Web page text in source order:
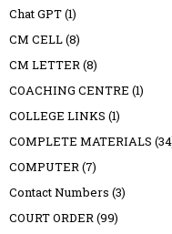
Chat GPT(1)
CM CELL(8)
CM LETTER(8)
COACHING CENTRE (1)
COLLEGE LINKS (1)
COMPLETE MATERIALS
COMPUTER(7)
Contact Numbers (3)
COURT ORDER(99)